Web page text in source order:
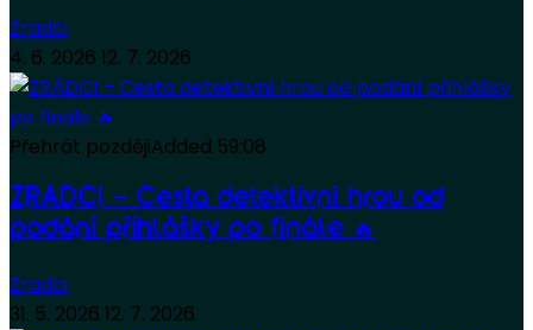
Zradci
4. 6. 2026 12. 7. 2026
Přehrát pozdějiAdded 59:08
ZRÁDCI – Cesta detektivní hrou od
podání přihlášky po finále 🔥
Zradci
31. 5. 2026 12. 7. 2026